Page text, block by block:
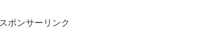
スポンサーリンク